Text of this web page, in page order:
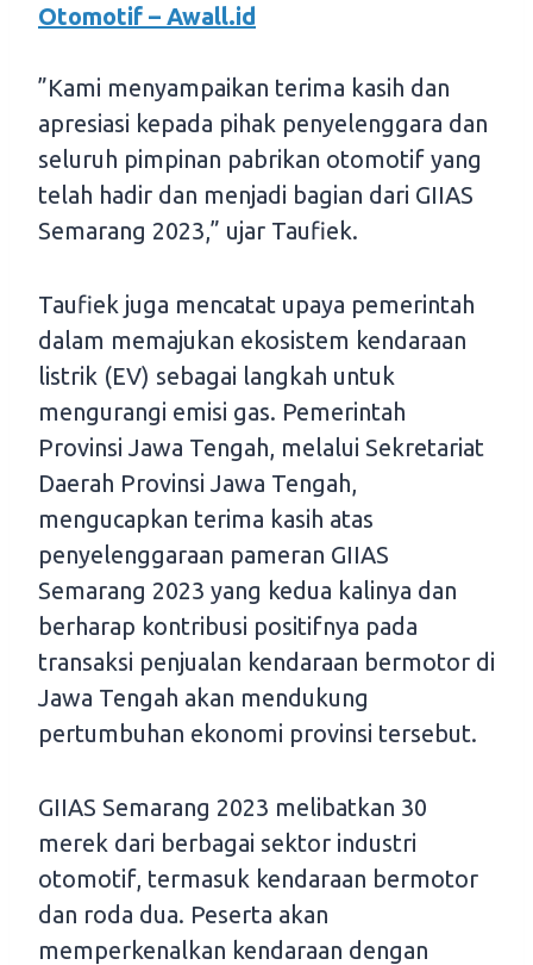
Otomotif – Awall.id
”Kami menyampaikan terima kasih dan
apresiasi kepada pihak penyelenggara dan
seluruh pimpinan pabrikan otomotif yang
telah hadir dan menjadi bagian dari GIIAS
Semarang 2023,” ujar Taufiek.
Taufiek juga mencatat upaya pemerintah
dalam memajukan ekosistem kendaraan
listrik (EV) sebagai langkah untuk
mengurangi emisi gas. Pemerintah
Provinsi Jawa Tengah, melalui Sekretariat
Daerah Provinsi Jawa Tengah,
mengucapkan terima kasih atas
penyelenggaraan pameran GIIAS
Semarang 2023 yang kedua kalinya dan
berharap kontribusi positifnya pada
transaksi penjualan kendaraan bermotor di
Jawa Tengah akan mendukung
pertumbuhan ekonomi provinsi tersebut.
GIIAS Semarang 2023 melibatkan 30
merek dari berbagai sektor industri
otomotif, termasuk kendaraan bermotor
dan roda dua. Peserta akan
memperkenalkan kendaraan dengan